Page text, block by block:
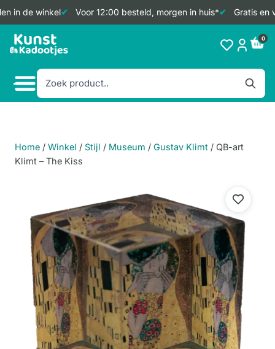
in de winkel Voor 12:00 besteld, morgen in huis* Gratis en
Doorgaan
naar
0
Home / Winkel / Stijl / Museum / Gustav Klimt / QB-art
Klimt – The Kiss